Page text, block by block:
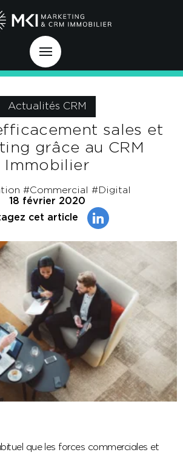
Actualités CRM
sales et
grâce au CRM
Immobilier
#Commercial
#Digital
18 février 2020
cet article
que les forces commerciales et